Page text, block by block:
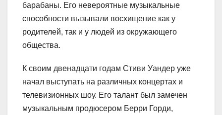
барабаны. Его невероятные музыкальные
способности вызывали восхищение как у
родителей, так и у людей из окружающего
общества.
К своим двенадцати годам Стиви Уандер уже
начал выступать на различных концертах и
телевизионных шоу. Его талант был замечен
музыкальным продюсером Берри Горди,